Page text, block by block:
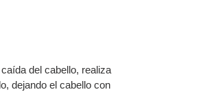
del cabello, realiza
dejando el cabello con